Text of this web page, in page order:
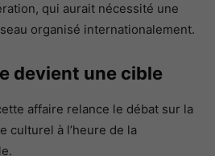
qui aurait nécessité une
organisé internationalement.
devient une cible
affaire relance le débat sur la
culturel à l’heure de la